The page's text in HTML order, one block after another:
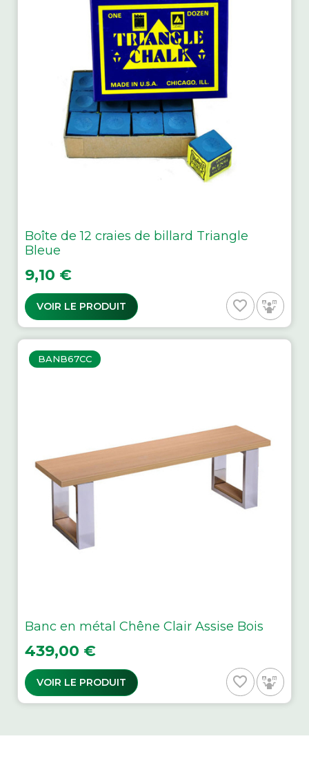
Boîte de 12 craies de billard Triangle
Bleue
Prix
9,10 €
VOIR LE PRODUIT favorite_border
BANB67CC
Banc en métal Chêne Clair Assise Bois
Prix
439,00 €
VOIR LE PRODUIT favorite_border